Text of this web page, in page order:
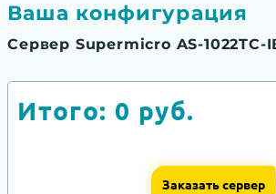
Ваша конфигурация
Сервер Supermicro AS-1022TC-
Итого: 0 руб.
Заказать сервер